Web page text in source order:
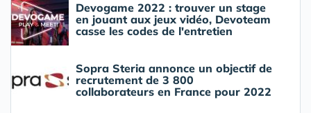
Devogame 2022 : trouver un stage
en jouant aux jeux vidéo, Devoteam
casse les codes de l'entretien
Sopra Steria annonce un objectif de
recrutement de 3 800
collaborateurs en France pour 2022